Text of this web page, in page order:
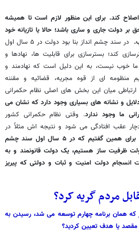
کند. برای این منظور لازم است تا همیشه
بر دولت جاری و ساری باشد؛ حالا یا تازیانه خود
در سند چشم انداز بنا بود دولت در ۵ سال اول
به بعد بسترسازی کند؛ بسترسازی برای قابلیت ها، نهادها و
ما خوب نیست، به این دلیل است که نهادمند و
منظومه ای از قوه مجریه، قضائیه و مقننه
میان این بخش های اصلی نظام حکمرانی
دلایل و نشانه های بسیاری وجود دارد که نشان می
ما وجود ندارد. وقتی نظام حکمرانی کشور
عقب افتادگی می شود و نتیجه اش مثلاً در
برای همین گفتیم که در ۵ سال اول سند چشم
ظرفیت ساز هستیم، یک دولت قانونمند و به
انسجام دولت امنیت و ثبات و دولتی که پیریز
مردم گریه کرد؟
که همان برنامه چهارم توسعه می شد، رسیدن به
یا هدف تعیین کردید؟